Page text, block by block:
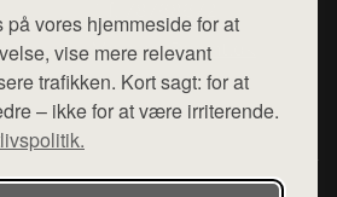
vores hjemmeside for at
vise mere relevant
trafikken. Kort sagt: for at
– ikke for at være irriterende.
Mail: hej@want.dk
Cookie- og privatlivspolitik